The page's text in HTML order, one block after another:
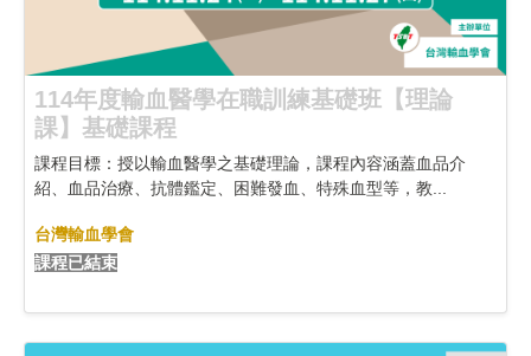
114年度輸血醫學在職訓練基礎班【理論
課】基礎課程
課程目標：授以輸血醫學之基礎理論，課程內容涵蓋血品介
紹、血品治療、抗體鑑定、困難發血、特殊血型等，教...
台灣輸血學會
課程已結束